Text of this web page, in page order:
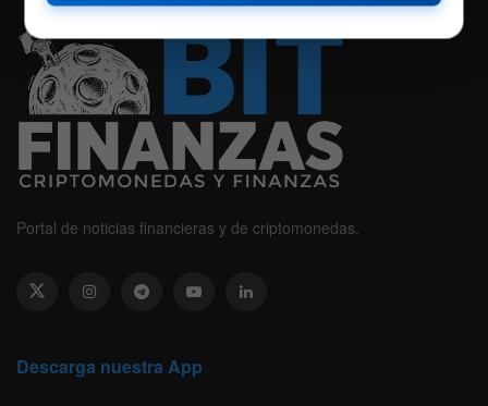
Portal de noticias financieras y de criptomonedas.
Descarga nuestra App